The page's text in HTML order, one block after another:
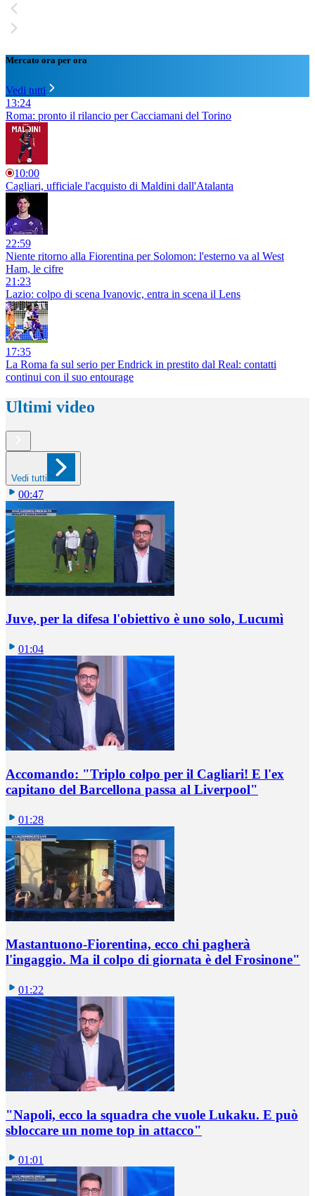
Mercato ora per ora
Vedi tutti
13:24
Roma: pronto il rilancio per Cacciamani del Torino
10:00
Cagliari, ufficiale l'acquisto di Maldini dall'Atalanta
22:59
Niente ritorno alla Fiorentina per Solomon: l'esterno va al West
Ham, le cifre
21:23
Lazio: colpo di scena Ivanovic, entra in scena il Lens
17:35
La Roma fa sul serio per Endrick in prestito dal Real: contatti
continui con il suo entourage
Ultimi video
Vedi tutti
00:47
Juve, per la difesa l'obiettivo è uno solo, Lucumì
01:04
Accomando: "Triplo colpo per il Cagliari! E l'ex
capitano del Barcellona passa al Liverpool"
01:28
Mastantuono-Fiorentina, ecco chi pagherà
l'ingaggio. Ma il colpo di giornata è del Frosinone"
01:22
"Napoli, ecco la squadra che vuole Lukaku. E può
sbloccare un nome top in attacco"
01:01